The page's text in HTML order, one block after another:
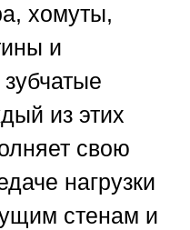
хомуты,
и
из этих
свою
нагрузки
стенам и